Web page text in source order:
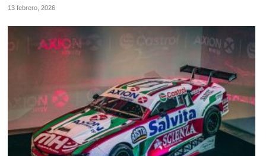
13 febrero, 2026